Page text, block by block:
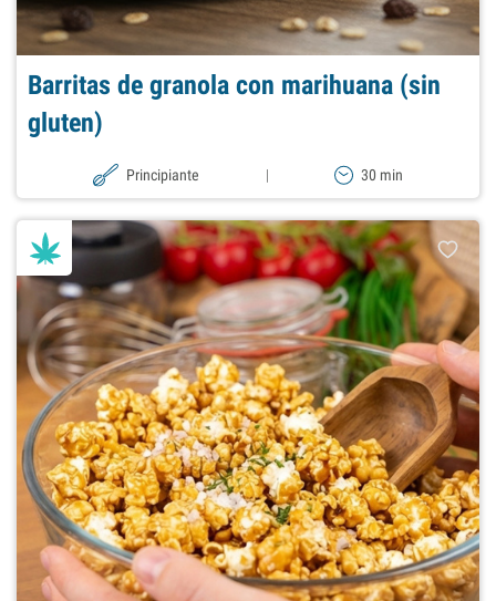
Barritas de granola con marihuana (sin
gluten)
Principiante | 30 min